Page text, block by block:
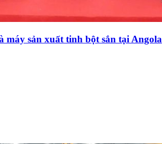
máy sản xuất tinh bột sắn tại Angola